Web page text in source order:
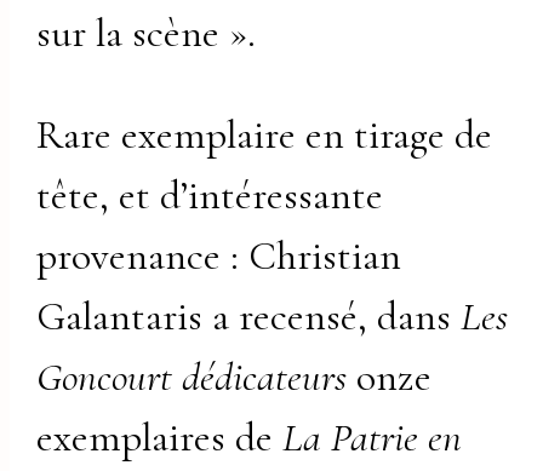
sur la scène ».
Rare exemplaire en tirage de
tête, et d’intéressante
provenance : Christian
Galantaris a recensé, dansLes
Goncourt dédicateurs onze
exemplaires deLa Patrie en